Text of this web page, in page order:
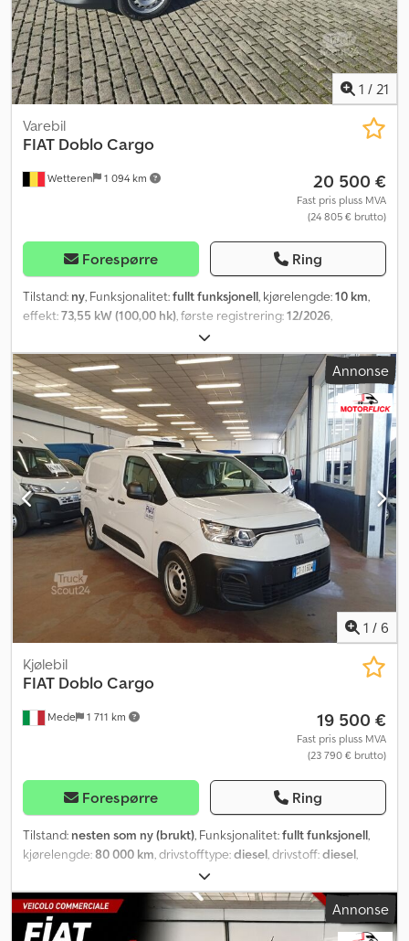
1 / 21
Wetteren 1 094 km
Varebil
FIAT Doblo Cargo
20 500 €
Fast pris pluss MVA
(24 805 € brutto)
Forespørre Ring
Tilstand: ny, Funksjonalitet:fullt funksjonell, kjørelengde:10 km,
effekt:73,55 kW (100,00 hk), første registrering:12/2026,
, dekktilstand:100 prosent
farge:hvit, girtype:mekanisk, antall gir:6, utslippsklasse:Euro 6,
antall seter:3, Byggeår: 2025 , Utstyr:ABS, Android Auto, Apple
CarPlay, Bluetooth, USB-port, aircondition, cruise control,
elektrisk justerbart speil, fullstendig servicehistorikk,
kjørecomputer, kjørefeltassistent, navigasjonssystem,
parkeringsklimaanlegg, sagbladbeskyttelse, sentral låsing,
skyvedør, tåkelys
Annonse
1 / 6
Mede 1 711 km
Kjølebil
FIAT Doblo Cargo
19 500 €
Fast pris pluss MVA
(23 790 € brutto)
Forespørre Ring
Tilstand: nesten som ny (brukt), Funksjonalitet:fullt funksjonell,
kjørelengde:80 000 km, drivstofftype:diesel, drivstoff:diesel,
, antall gir:
Byggeår:2024, Utstyr:ABS, AdBlue, Android Auto, Bluetooth, EBS
(Elektronisk bremsesystem), USB-port, aircondition,
antispinnsystem, cruise control, elektronisk stabilitetsprogram
Annonse